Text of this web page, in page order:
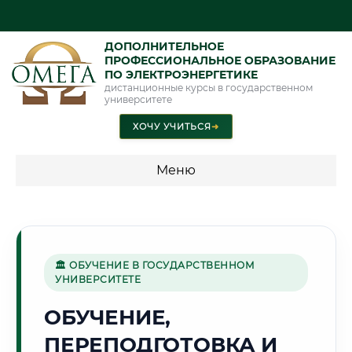
ДОПОЛНИТЕЛЬНОЕ
ПРОФЕССИОНАЛЬНОЕ ОБРАЗОВАНИЕ
ПО ЭЛЕКТРОЭНЕРГЕТИКЕ
дистанционные курсы в государственном
университете
ХОЧУ УЧИТЬСЯ➜
Меню
🏔️
Г. МАХАЧКАЛА
🏛 ОБУЧЕНИЕ В ГОСУДАРСТВЕННОМ
УНИВЕРСИТЕТЕ
ОБУЧЕНИЕ,
ПЕРЕПОДГОТОВКА И